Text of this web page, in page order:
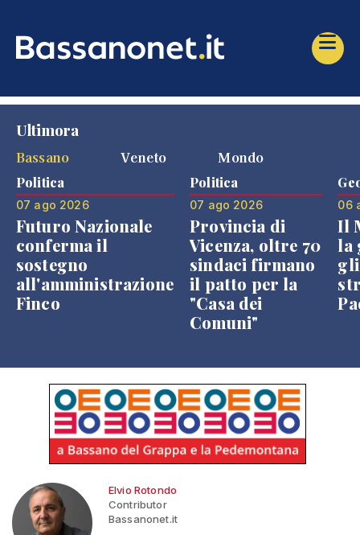
Ultimora
Bassano
Veneto Mondo
Politica
07 ago 2026
Futuro Nazionale
conferma il
sostegno
all'amministrazione
Finco
Politica
07 ago 2026
Provincia di
Vicenza, oltre 70
sindaci firmano
il patto per la
"Casa dei
Comuni"
06
Il
la
Elvio Rotondo
Contributor
Bassanonet.it